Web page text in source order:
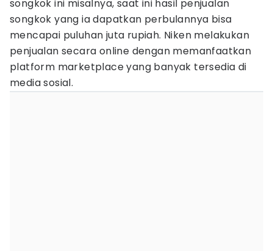
songkok ini misalnya, saat ini hasil penjualan
songkok yang ia dapatkan perbulannya bisa
mencapai puluhan juta rupiah. Niken melakukan
penjualan secara online dengan memanfaatkan
platform marketplace yang banyak tersedia di
media sosial.